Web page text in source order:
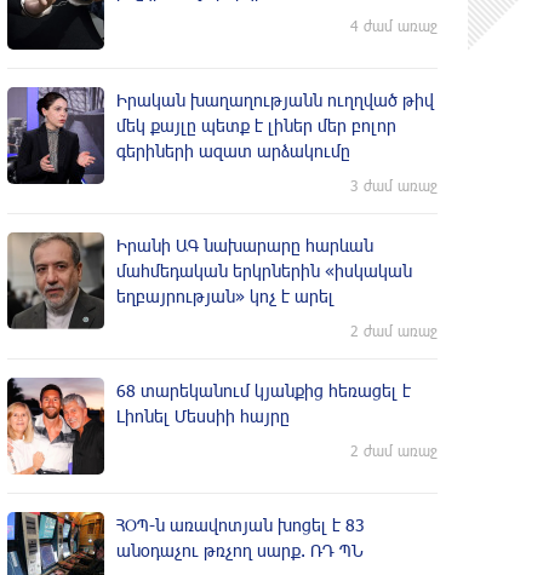
4 ժամ առաջ
Իրական խաղաղությանն ուղղված թիվ
մեկ քայլը պետք է լիներ մեր բոլոր
գերիների ազատ արձակումը
3 ժամ առաջ
Իրանի ԱԳ նախարարը հարևան
մահմեդական երկրներին «իսկական
եղբայրության» կոչ է արել
2 ժամ առաջ
68 տարեկանում կյանքից հեռացել է
Լիոնել Մեսսիի հայրը
2 ժամ առաջ
ՀՕՊ-ն առավոտյան խnցել է 83
անօդաչու թռչող սարք. ՌԴ ՊՆ